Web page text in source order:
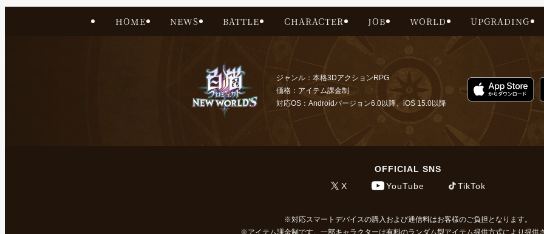
HOME NEWS BATTLE CHARACTER JOB WORLD UPGRADING
ジャンル：本格3DアクションRPG
価格：アイテム課金制
対応OS：Androidバージョン6.0以降、iOS 15.0以降
OFFICIAL SNS
X
YouTube TikTok
対応スマートデバイスの購入および通信料はお客様のご負担となります。